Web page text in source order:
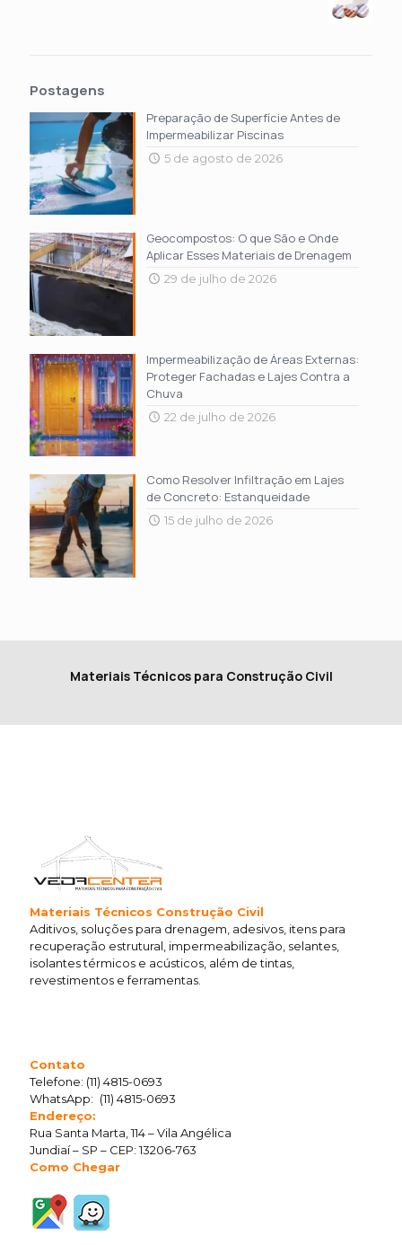
Postagens
Preparação de Superfície Antes de
Impermeabilizar Piscinas
5 de agosto de 2026
Geocompostos: O que São e Onde
Aplicar Esses Materiais de Drenagem
29 de julho de 2026
Impermeabilização de Áreas Externas:
Proteger Fachadas e Lajes Contra a
Chuva
22 de julho de 2026
Como Resolver Infiltração em Lajes
de Concreto: Estanqueidade
15 de julho de 2026
Materiais Técnicos para Construção Civil
Materiais Técnicos Construção Civil
Aditivos, soluções para drenagem, adesivos, itens para
recuperação estrutural, impermeabilização, selantes,
isolantes térmicos e acústicos, além de tintas,
revestimentos e ferramentas.
Contato
Telefone: (11) 4815-0693
WhatsApp: (11) 4815-0693
Endereço:
Rua Santa Marta, 114 – Vila Angélica
Jundiaí – SP – CEP: 13206-763
Como Chegar